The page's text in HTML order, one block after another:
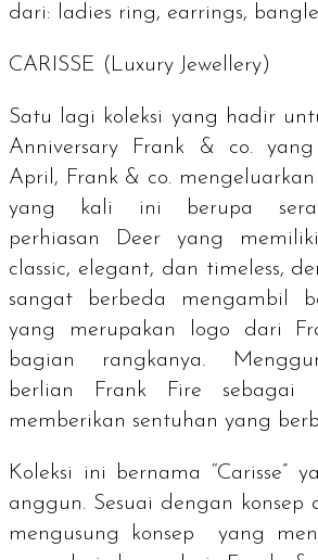
dari:
ladies ring, earrings,
CARISSE ( Luxury Jewellery)
Satu lagi koleksi yang hadir
Anniversary
Frank & co.
April, Frank & co.
yang kali ini berupa
perhiasan
Deer yang
classic, elegant, dan timeless,
sangat berbeda mengambil
yang merupakan logo dari
bagian rangkanya.
berlian Frank Fire sebagai
memberikan sentuhan yang
Koleksi ini bernama “Carisse”
anggun. Sesuai dengan konsep
mengusung konsep yang